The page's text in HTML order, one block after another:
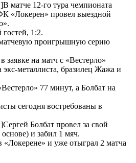
матче 12-го тура чемпионата
«Локерен» провел выездной
1:2.
проигрышную серию
на матч с «Вестерло»
экс-металлиста, бразилец Жажа и
77 минут, а Болбат на
сегодня востребованы в
Болбат провел за свой
и забил 1 мяч.
и уже отыграл 2 матча